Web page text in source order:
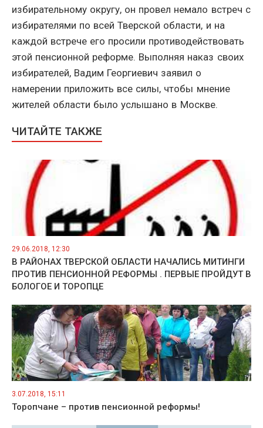
избирательному округу, он провел немало встреч с
избирателями по всей Тверской области, и на
каждой встрече его просили противодействовать
этой пенсионной реформе. Выполняя наказ своих
избирателей, Вадим Георгиевич заявил о
намерении приложить все силы, чтобы мнение
жителей области было услышано в Москве.
ЧИТАЙТЕ ТАКЖЕ
29.06.2018, 12:30
В РАЙОНАХ ТВЕРСКОЙ ОБЛАСТИ НАЧАЛИСЬ МИТИНГИ
ПРОТИВ ПЕНСИОННОЙ РЕФОРМЫ . ПЕРВЫЕ ПРОЙДУТ В
БОЛОГОЕ И ТОРОПЦЕ
3.07.2018, 15:11
Торопчане – против пенсионной реформы!